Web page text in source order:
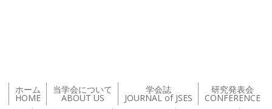
ホーム
HOME
当学会について
ABOUT US
学会誌
JOURNAL of JSES
研究発表会
CONFERENCE